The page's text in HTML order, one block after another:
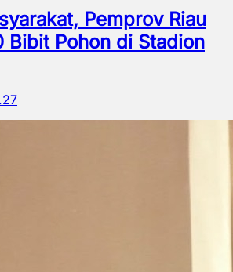
Pemprov Riau
Bibit Pohon di Stadion